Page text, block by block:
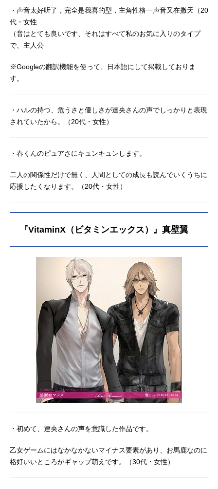
・声音太好听了，完全是我喜的型，主角性格一声音又在撒天（20
代・女性
（音はとても良いです、それはすべて私のお気に入りのタイプ
で、主人公
※Googleの翻訳機能を使って、日本語にして掲載しておりま
す。
・ハルの持つ、危うさと優しさが達央さんの声でしっかりと表現
されていたから。（20代・女性）
・春くんのピュアさにキュンキュンします。
二人の関係性だけで無く、人間としての成長も読んでいくうちに
応援したくなります。（20代・女性）
『VitaminX（ビタミンエックス）』真壁翼
・初めて、逹央さんの声を意識した作品です。
乙女ゲームにはなかなかないマイナス要素があり、お馬鹿なのに
格好いいところがギャップ萌えです。（30代・女性）